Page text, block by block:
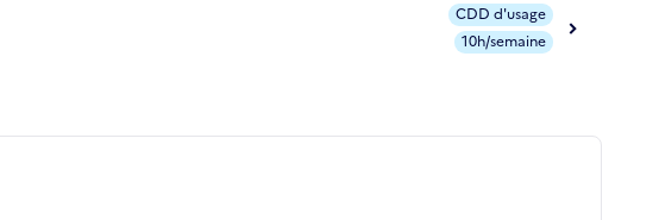
CDD d'usage
10h/semaine